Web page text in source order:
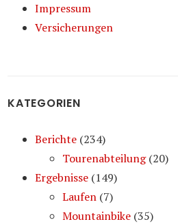
Impressum
Versicherungen
KATEGORIEN
Berichte (234)
Tourenabteilung(20)
Ergebnisse (149)
Laufen (7)
Mountainbike (35)